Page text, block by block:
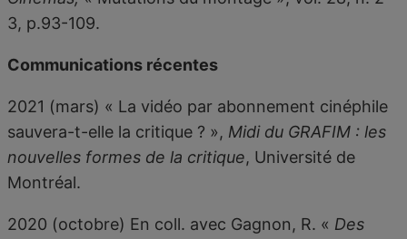
3, p.93-109.
Communications récentes
2021 (mars) « La vidéo par abonnement cinéphile
sauvera-t-elle la critique ? », Midi du GRAFIM : les
nouvelles formes de la critique, Université de
Montréal.
2020 (octobre) En coll. avec Gagnon, R. « Des